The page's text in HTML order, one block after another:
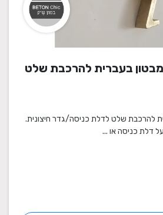
מבטון בעברית להרכבת שלט
להרכבת שלט לדלת כניסה/גדר חיצונית.
דלת כניסה או ...